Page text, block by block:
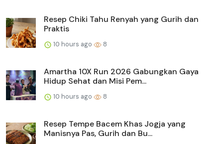
Resep Chiki Tahu Renyah yang Gurih dan
Praktis
10 hours ago 8
Amartha 10X Run 2026 Gabungkan Gaya
Hidup Sehat dan Misi Pem...
10 hours ago 8
Resep Tempe Bacem Khas Jogja yang
Manisnya Pas, Gurih dan Bu...